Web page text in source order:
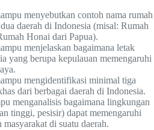
menyebutkan contoh nama rumah
daerah di Indonesia (misal: Rumah
Honai dari Papua).
menjelaskan bagaimana letak
yang berupa kepulauan memengaruhi
mengidentifikasi minimal tiga
dari berbagai daerah di Indonesia.
menganalisis bagaimana lingkungan
tinggi, pesisir) dapat memengaruhi
di suatu daerah.